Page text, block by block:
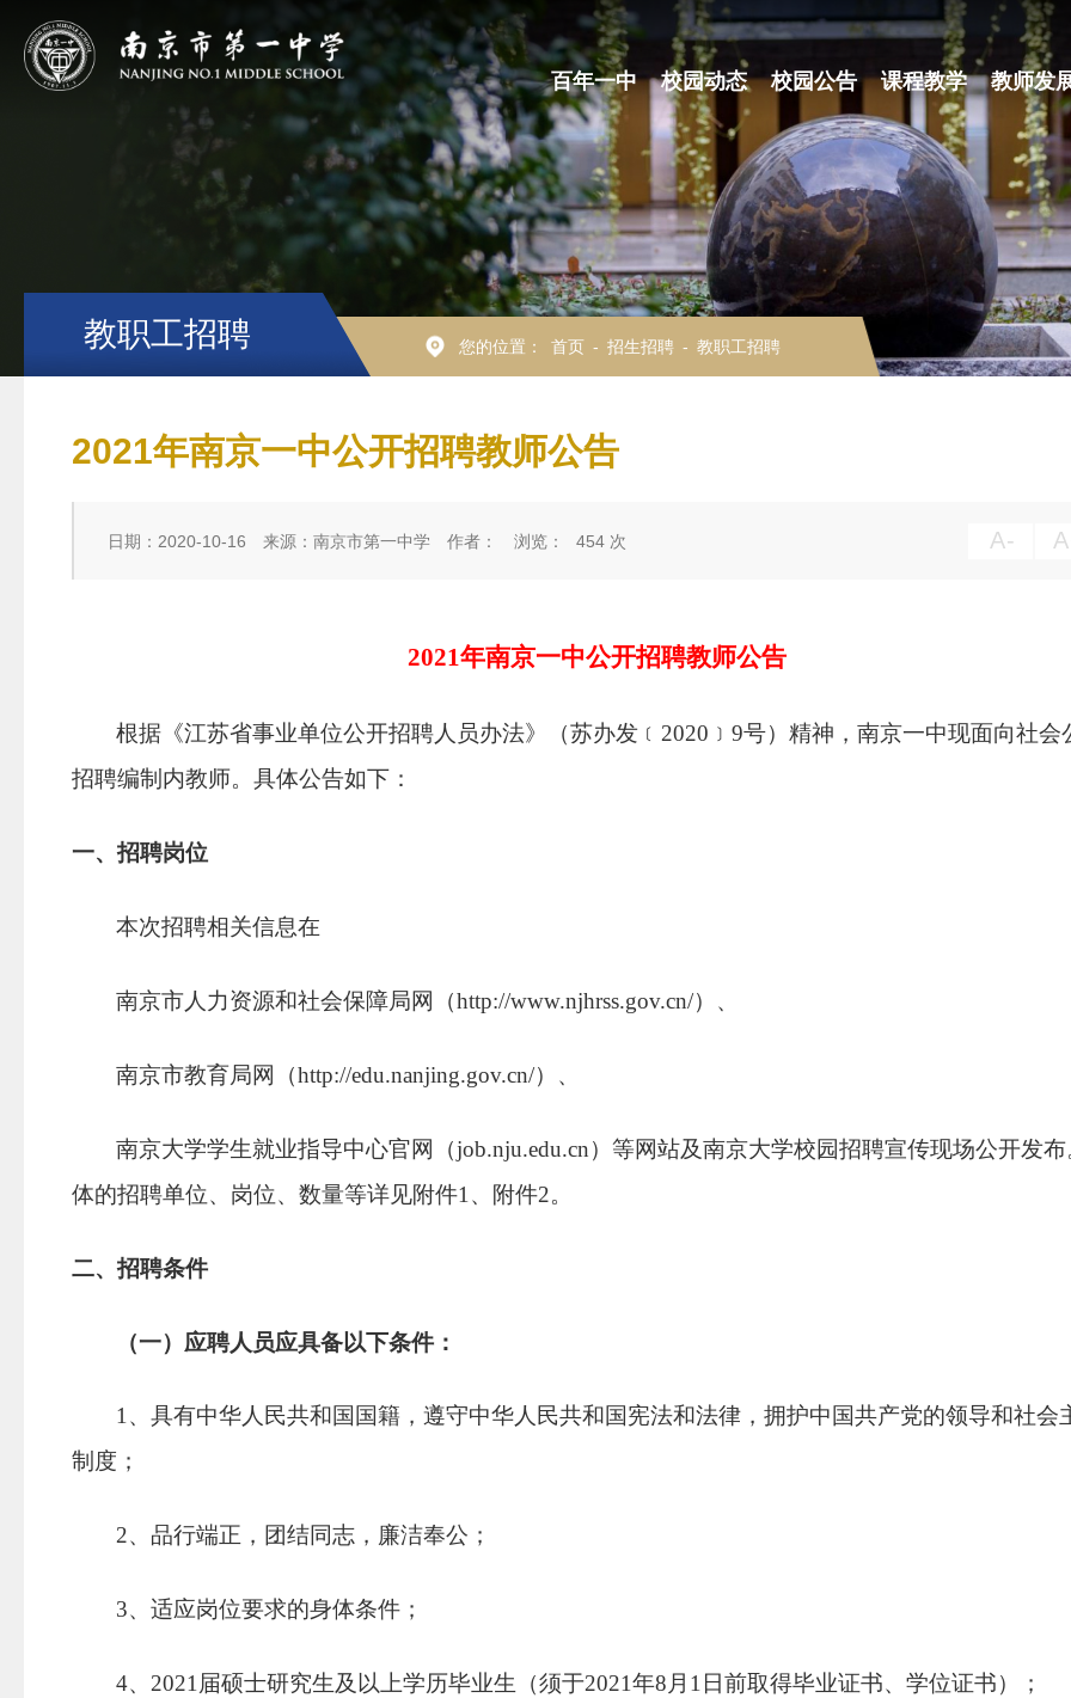
百年一中 校园动态 校园公告 课程教学 教师发
教职工招聘 您的位置： 首页 - 招生招聘 - 教职工招聘
2021年南京一中公开招聘教师公告
日期：2020-10-16 来源：南京市第一中学 作者： 浏览： 454 次 A- A
2021年南京一中公开招聘教师公告
根据《江苏省事业单位公开招聘人员办法》（苏办发﹝ 2020 ﹞9号）精神，南京一中现面向社会
招聘编制内教师。具体公告如下：
一、招聘岗位
本次招聘相关信息在
南京市人力资源和社会保障局网（http://www.njhrss.gov.cn/）、
南京市教育局网（http://edu.nanjing.gov.cn/）、
南京大学学生就业指导中心官网（job.nju.edu.cn）等网站及南京大学校园招聘宣传现场公开发
体的招聘单位、岗位、数量等详见附件1 、附件2。
二、招聘条件
（一）应聘人员应具备以下条件：
1、具有中华人民共和国国籍，遵守中华人民共和国宪法和法律，拥护中国共产党的领导和社会
制度；
2、品行端正，团结同志，廉洁奉公；
3、适应岗位要求的身体条件；
4、2021届硕士研究生及以上学历毕业生（须于2021年8月 1 日前取得毕业证书、学位证书）；